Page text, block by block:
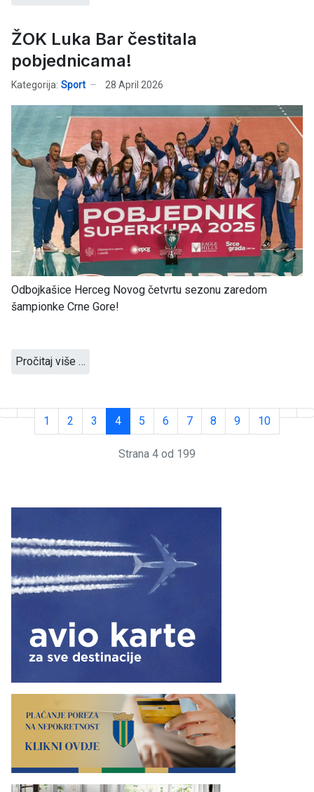
ŽOK Luka Bar čestitala
pobjednicama!
Kategorija: Sport 28 April 2026
Odbojkašice Herceg Novog četvrtu sezonu zaredom
šampionke Crne Gore!
Pročitaj više …
1 2 3 4 5 6 7 8 9 10
Strana 4 od 199